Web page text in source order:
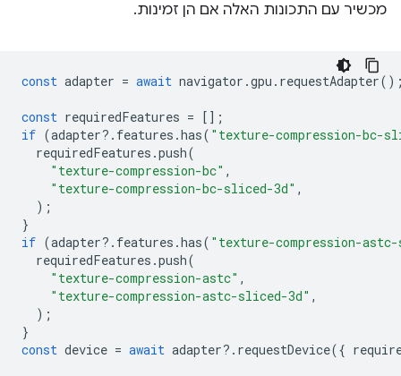
מכשיר עם התכונות האלה אם הן זמינות.
const adapter = await navigator .gpu . requestAdapter
const requiredFeatures = [];
if (adapter? . features .has( "texture-compression-bc-
requiredFeatures .push(
"texture-compression-bc" ,
"texture-compression-bc-sliced-3d" ,
);
}
if (adapter? . features .has( "texture-compression-
requiredFeatures .push(
"texture-compression-astc" ,
"texture-compression-astc-sliced-3d" ,
);
}
const device = await adapter? . requestDevice({